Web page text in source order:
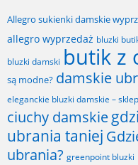
Allegro sukienki damskie
allegro wyprzedaż bluzki
bluzki damski butik z
są modne? damskie
eleganckie bluzki damskie –
ciuchy damskie
ubrania taniej
ubrania? greenpoint bluzki